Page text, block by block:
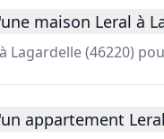
maison Leral à
Lagardelle (46220)
appartement